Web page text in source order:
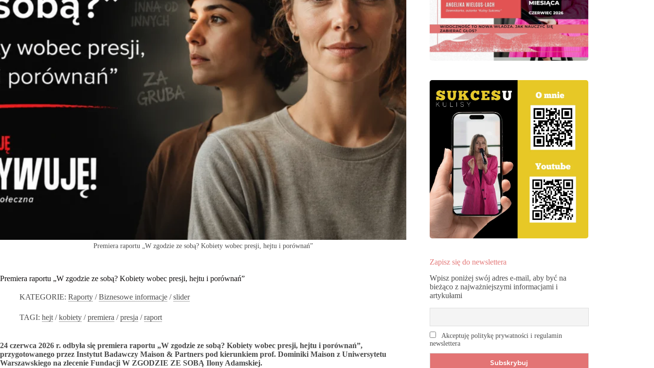
Premiera raportu „W zgodzie ze sobą? Kobiety wobec presji, hejtu i porównań”
Premiera raportu „W zgodzie ze sobą? Kobiety wobec presji, hejtu i porównań”
KATEGORIE: Raporty /Biznesowe informacje /slider
TAGI: hejt /kobiety /premiera /presja /raport
24 czerwca 2026 r. odbyła się premiera raportu „W zgodzie ze sobą? Kobiety wobec presji, hejtu i porównań”,
przygotowanego przez Instytut Badawczy Maison & Partners pod kierunkiem prof. Dominiki Maison z Uniwersytetu
Warszawskiego na zlecenie Fundacji W ZGODZIE ZE SOBĄ Ilony Adamskiej.
Zapisz się do newslettera
Wpisz poniżej swój adres e-mail, aby być na
bieżąco z najważniejszymi informacjami i
artykułami
Akceptuję politykę prywatności i regulamin
newslettera